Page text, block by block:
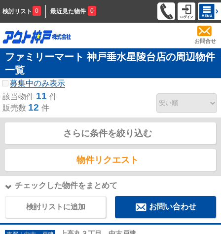
検討リスト 0 最近見た物件 0
お問合せ
ファミリーマート 神戸垂水星陵台店の周辺物件
一覧
募集中のみ表示
該当物件 11 件
販売数 12 件
さらに条件を絞り込む
物件リクエスト
チェックした物件をまとめて
検討リストに追加 お問い合わせ